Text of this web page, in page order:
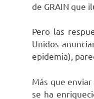
de GRAIN que
Pero las
Unidos
epidemia),
Más que
se ha